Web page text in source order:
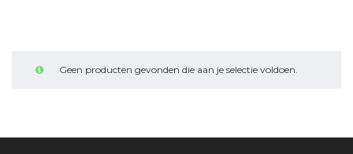
Geen producten gevonden die aan je selectie voldoen.